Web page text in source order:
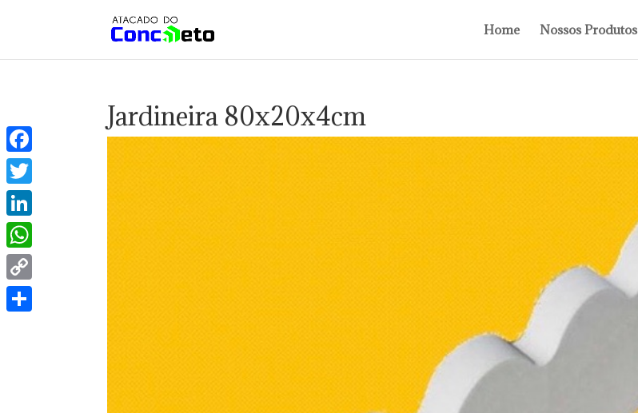
Home Nossos Produtos
Jardineira 80x20x4cm
Facebook
Twitter
LinkedIn
WhatsApp
Copy